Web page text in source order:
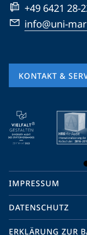
+49 6421 28-
info@uni-
KONTAKT &
Mobile-
Service-
Navigation
Social
Media
Kontakte
IMPRESSUM
DATENSCHUTZ
ERKLÄRUNG ZUR